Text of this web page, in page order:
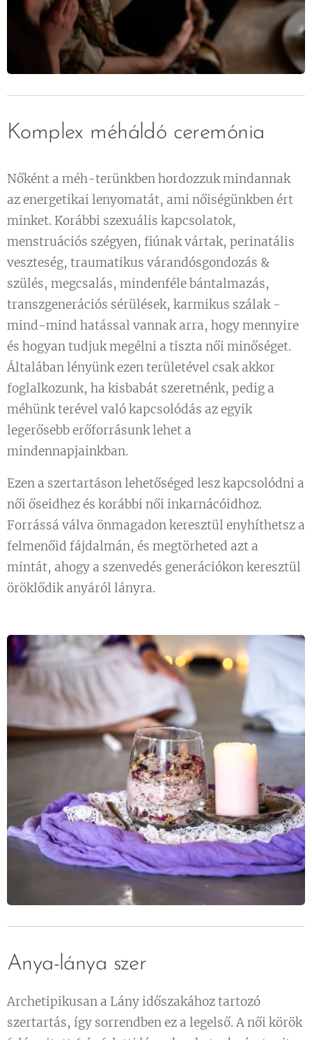
Komplex méháldó ceremónia
Nőként a méh-terünkben hordozzuk mindannak
az energetikai lenyomatát, ami nőiségünkben ért
minket. Korábbi szexuális kapcsolatok,
menstruációs szégyen, fiúnak vártak, perinatális
veszteség, traumatikus várandósgondozás &
szülés, megcsalás, mindenféle bántalmazás,
transzgenerációs sérülések, karmikus szálak -
mind-mind hatással vannak arra, hogy mennyire
és hogyan tudjuk megélni a tiszta női minőséget.
Általában lényünk ezen területével csak akkor
foglalkozunk, ha kisbabát szeretnénk, pedig a
méhünk terével való kapcsolódás az egyik
legerősebb erőforrásunk lehet a
mindennapjainkban.
Ezen a szertartáson lehetőséged lesz kapcsolódni a
női őseidhez és korábbi női inkarnácóidhoz.
Forrássá válva önmagadon keresztül enyhíthetsz a
felmenőid fájdalmán, és megtörheted azt a
mintát, ahogy a szenvedés generációkon keresztül
öröklődik anyáról lányra.
Anya-lánya szer
Archetipikusan a Lány időszakához tartozó
szertartás, így sorrendben ez a legelső. A női körök